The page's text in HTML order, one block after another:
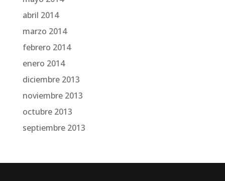
abril 2014
marzo 2014
febrero 2014
enero 2014
diciembre 2013
noviembre 2013
octubre 2013
septiembre 2013